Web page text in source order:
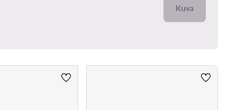
Kuva